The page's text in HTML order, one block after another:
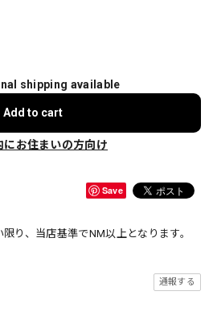
shipping available
Add to cart
にお住まいの方向け
Save
り、当店基準でNM以上となります。
通報する